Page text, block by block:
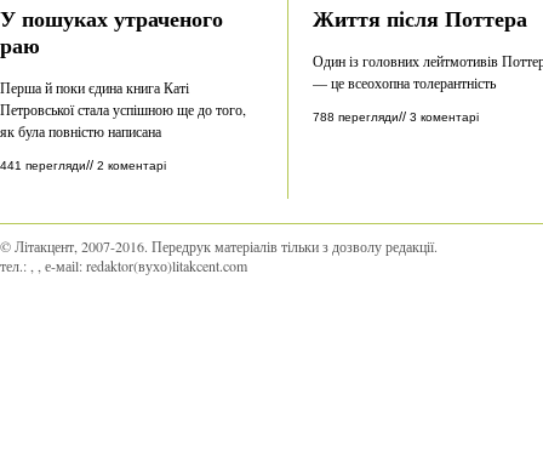
У пошуках утраченого
раю
Перша й поки єдина книга Каті
Петровської стала успішною ще до того,
як була повністю написана
441 перегляди// 2 коментарі
Життя після Поттера
Один із головних лейтмотивів
— це всеохопна толерантність
788 перегляди// 3 коментарі
© Літакцент, 2007-2016. Передрук матеріалів тільки з дозволу редакції.
тел.:
, е-маіl:redaktor(вухо)litakcent.com